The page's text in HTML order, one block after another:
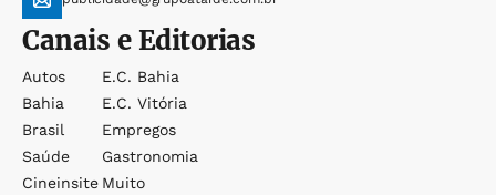
Canais e Editorias
Autos
Bahia
Brasil
Saúde
Cineinsite
E.c. Bahia
E.c. Vitória
Empregos
Gastronomia
Muito